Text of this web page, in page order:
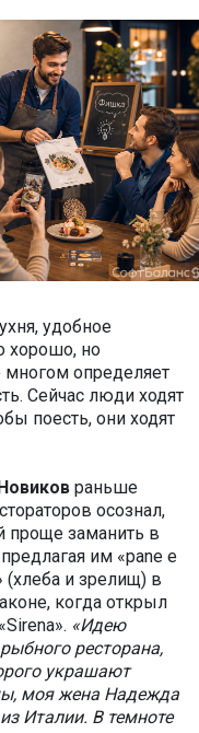
удобное
хорошо, но
многом определяет
Сейчас люди ходят
поесть, они ходят
раньше
осознал,
проще заманить в
им «pane e
(хлеба и зрелищ) в
когда открыл
«Идею
ресторана,
украшают
моя жена Надежда
Италии. В темноте